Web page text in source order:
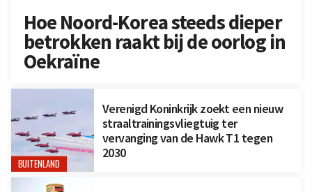
Hoe Noord-Korea steeds dieper
betrokken raakt bij de oorlog in
Oekraïne
BUITENLAND
Verenigd Koninkrijk zoekt een nieuw
straaltrainingsvliegtuig ter
vervanging van de Hawk T1 tegen
2030